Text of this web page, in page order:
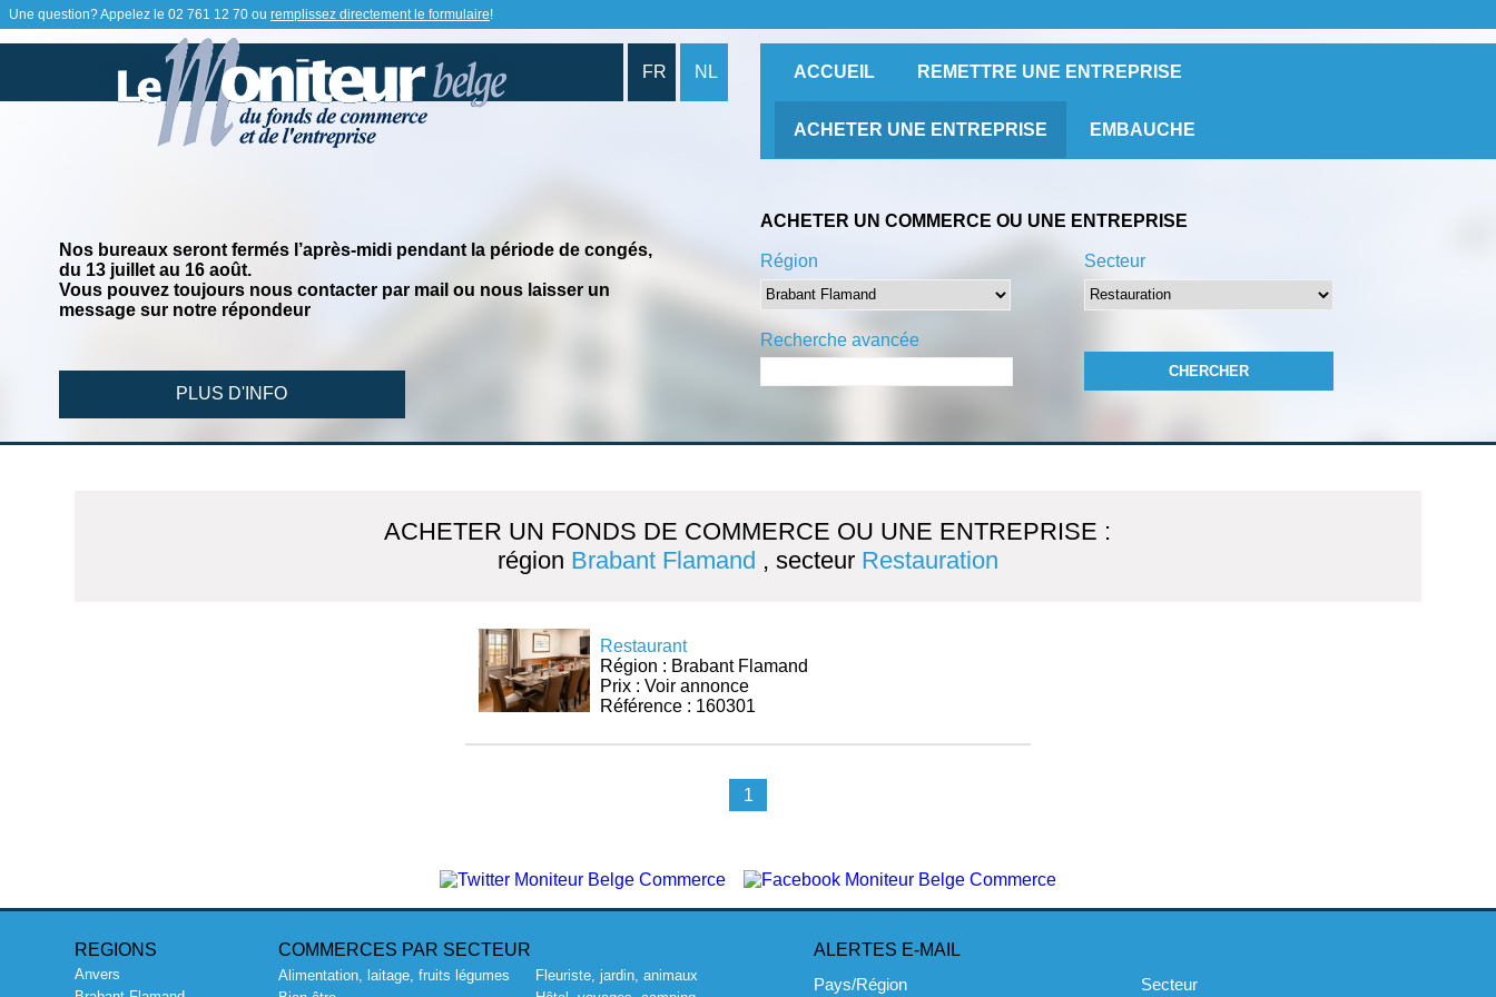
Une question? Appelez le 02 761 12 70 ou remplissez directement le formulaire!
FR NL ACCUEIL REMETTRE UNE ENTREPRISE
ACHETER UNE ENTREPRISE EMBAUCHE
Nos bureaux seront fermés l’après-midi pendant la période de congés,
du 13 juillet au 16 août.
Vous pouvez toujours nous contacter par mail ou nous laisser un
message sur notre répondeur
PLUS D'INFO
ACHETER UN COMMERCE OU UNE ENTREPRISE
Région
Recherche avancée
Secteur
ACHETER UN FONDS DE COMMERCE OU UNE ENTREPRISE :
région Brabant Flamand , secteur Restauration
Restaurant
Région : Brabant Flamand
Prix : Voir annonce
Référence : 160301
1
REGIONS
Anvers
COMMERCES PAR SECTEUR
Alimentation, laitage, fruits légumes
Fleuriste, jardin, animaux
ALERTES E-MAIL
Pays/Région
Secteur